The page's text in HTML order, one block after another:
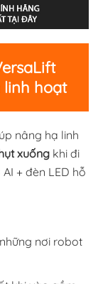
linh hoạt
nâng hạ linh
xuống khi đi
+ đèn LED hỗ
nơi robot